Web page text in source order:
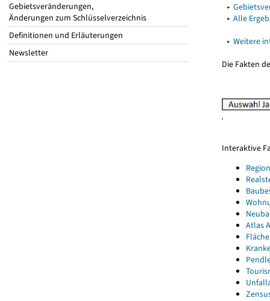
Gebietsveränderungen,
Änderungen zum Schlüsselverzeichnis
Definitionen und Erläuterungen
Newsletter
▸
▸ Alle
▸ Weitere
Die Fakten
Interaktive
Atlas